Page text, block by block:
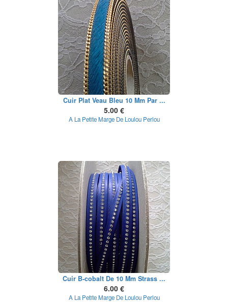
Cuir Plat Veau Bleu 10 Mm Par ...
5.00 €
A La Petite Marge De Loulou Perlou
Cuir B-cobalt De 10 Mm Strass ...
6.00 €
A La Petite Marge De Loulou Perlou